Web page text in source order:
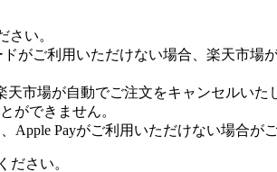
さい。
がご利用いただけない場合、楽天市
市場が自動でご注文をキャンセルいた
ができません。
Payがご利用いただけない場合がご
ください。